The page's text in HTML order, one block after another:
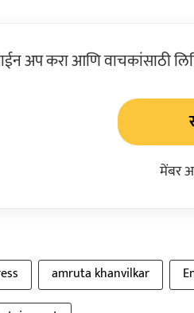
अप करा आणि वाचकांसाठी
मेंबर
amruta khanvilkar